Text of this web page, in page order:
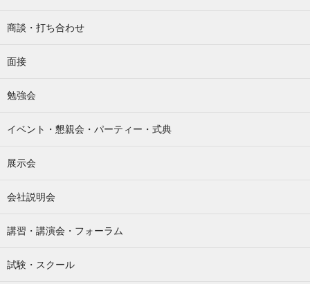
商談・打ち合わせ
面接
勉強会
イベント・懇親会・パーティー・式典
展示会
会社説明会
講習・講演会・フォーラム
試験・スクール